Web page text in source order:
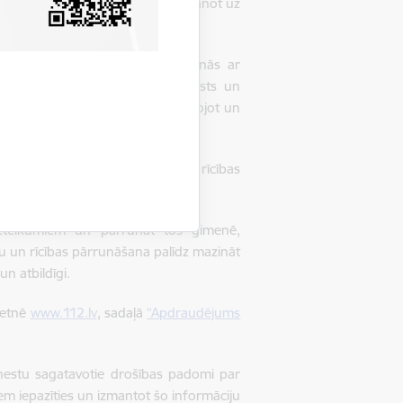
pasākumos un sarunās ar
var izmantot pašvaldības, valsts un
un ģimenes, skaidrojot un
pieejamās vadlīnijas un rīcības
un pārrunāt tos ģimenē,
un rīcības pārrunāšana palīdz mazināt
atbildīgi.
www.112.lv, sadaļā “Apdraudējums
sagatavotie drošības padomi par
iepazīties un izmantot šo informāciju